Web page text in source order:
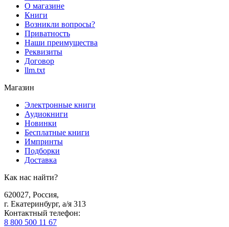
О магазине
Книги
Возникли вопросы?
Приватность
Наши преимущества
Реквизиты
Договор
llm.txt
Магазин
Электронные книги
Аудиокниги
Новинки
Бесплатные книги
Импринты
Подборки
Доставка
Как нас найти?
620027, Россия,
г. Екатеринбург, а/я 313
Контактный телефон:
8 800 500 11 67